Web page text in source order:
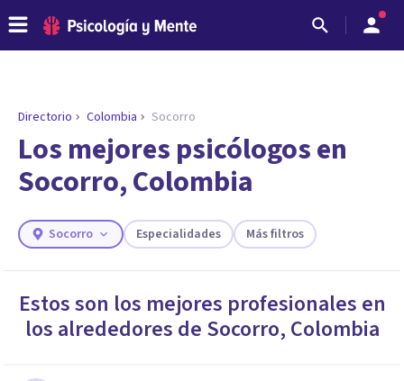
ENCONTRAR MI TERAPEUTA
¿Necesitas ayuda para encontrar el
psicólogo adecuado?
Responde a unas breves preguntas y te ofreceremos
necesidades.
Directorio Colombia Socorro
Los mejores psicólogos en
Socorro, Colombia
Socorro Especialidades Más filtros
Estos son los mejores profesionales en
los alrededores de Socorro, Colombia